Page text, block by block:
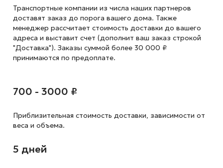
Транспортные компании из числа наших партнеров
доставят заказ до порога вашего дома. Также
менеджер рассчитает стоимость доставки до вашего
адреса и выставит счет (дополнит ваш заказ строкой
"Доставка"). Заказы суммой более 30 000 ₽
принимаются по предоплате.
700 - 3000 ₽
Приблизительная стоимость доставки, зависимости от
веса и объема.
5 дней